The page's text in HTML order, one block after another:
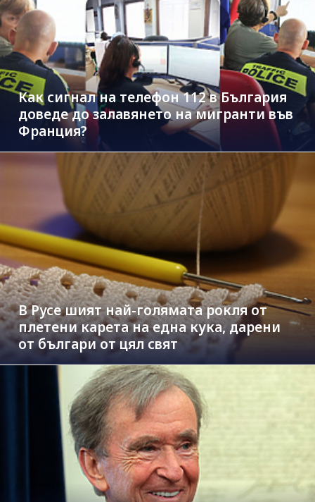
Как сигнал на телефон 112 в България
доведе до залавянето на мигранти във
Франция?
В Русе шият най-голямата рокля от
плетени карета на една кука, дарени
от българи от цял свят